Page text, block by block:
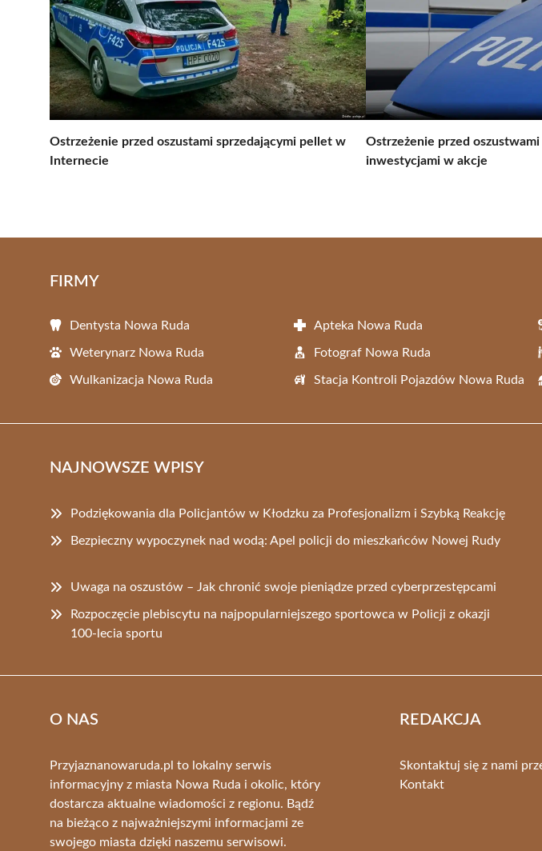
Ostrzeżenie przed oszustami sprzedającymi pellet w
Internecie
Ostrzeżenie przed
inwestycjami w akcje
FIRMY
Dentysta Nowa Ruda Apteka Nowa Ruda
Weterynarz Nowa Ruda Fotograf Nowa Ruda
Wulkanizacja Nowa Ruda Stacja Kontroli Pojazdów Nowa Ruda
NAJNOWSZE WPISY
Podziękowania dla Policjantów w Kłodzku za Profesjonalizm i Szybką Reakcję
Bezpieczny wypoczynek nad wodą: Apel policji do mieszkańców Nowej Rudy
Uwaga na oszustów – Jak chronić swoje pieniądze przed cyberprzestępcami
Rozpoczęcie plebiscytu na najpopularniejszego sportowca w Policji z okazji
100-lecia sportu
O NAS
Przyjaznanowaruda.pl to lokalny serwis
informacyjny z miasta Nowa Ruda i okolic, który
dostarcza aktualne wiadomości z regionu. Bądź
na bieżąco z najważniejszymi informacjami ze
swojego miasta dzięki naszemu serwisowi.
REDAKCJA
Skontaktuj się z nami
Kontakt